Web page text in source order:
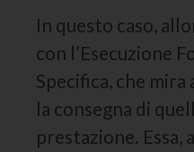
In questo caso,
con l’Esecuzione
Specifica, che
la consegna di
prestazione. Essa,